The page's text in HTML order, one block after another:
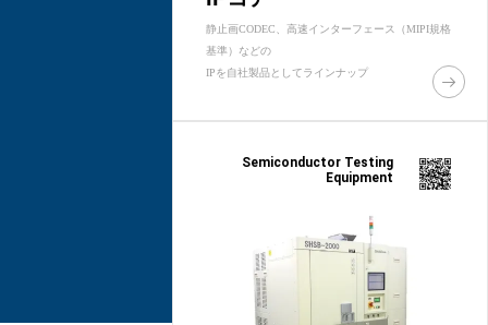
静止画CODEC、高速インターフェース（MIPI規格
基準）などの
IPを自社製品としてラインナップ
Semiconductor Testing
Equipment